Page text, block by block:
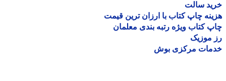
سالت
چاپ کتاب با ارزان ترین قیمت
کتاب ویژه رتبه بندی معلمان
موزیک
مرکزی بوش